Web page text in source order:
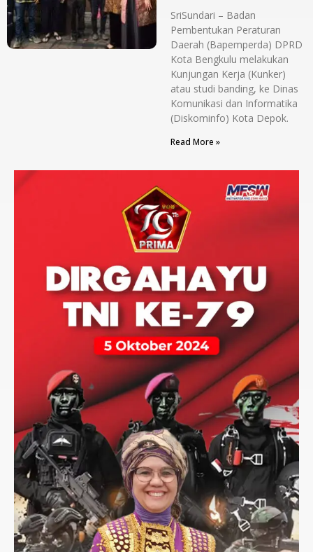
SriSundari – Badan
Pembentukan Peraturan
Daerah (Bapemperda) DPRD
Kota Bengkulu melakukan
Kunjungan Kerja (Kunker)
atau studi banding, ke Dinas
Komunikasi dan Informatika
(Diskominfo) Kota Depok.
Read More »